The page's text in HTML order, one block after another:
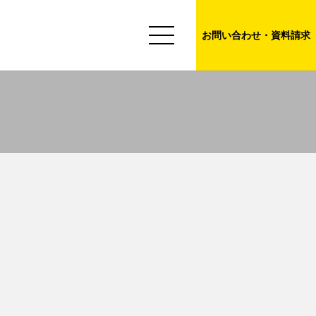
お問い合わせ・資料請求